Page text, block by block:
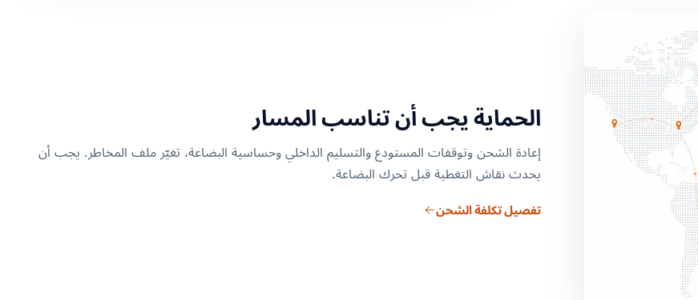
الحماية يجب أن تناسب المسار
إعادة الشحن وتوقفات المستودع والتسليم الداخلي وحساسية البضاعة، تغيّر ملف المخاطر. يجب أن
يحدث نقاش التغطية قبل تحرك البضاعة.
تفصيل تكلفة الشحن